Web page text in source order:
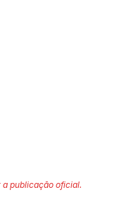
publicação oficial.